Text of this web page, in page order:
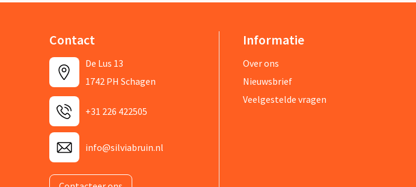
Contact
De Lus 13
1742 PH Schagen
+31 226 422505
info@silviabruin.nl
Informatie
Over ons
Nieuwsbrief
Veelgestelde vragen